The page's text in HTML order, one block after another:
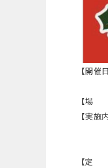
【開催
（
【場
【実
●
●サ
【定